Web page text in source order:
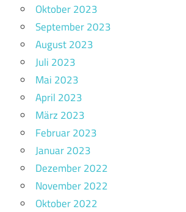
Oktober 2023
September 2023
August 2023
Juli 2023
Mai 2023
April 2023
März 2023
Februar 2023
Januar 2023
Dezember 2022
November 2022
Oktober 2022